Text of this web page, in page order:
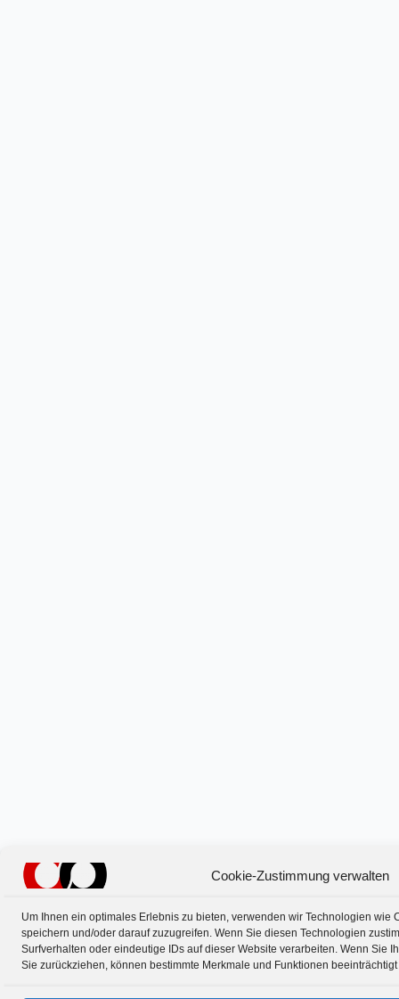
Cookie-Zustimmung verwalten
Um Ihnen ein optimales Erlebnis zu bieten, verwenden wir Technologien wie
speichern und/oder darauf zuzugreifen. Wenn Sie diesen Technologien
Surfverhalten oder eindeutige IDs auf dieser Website verarbeiten. Wenn Sie
Sie zurückziehen, können bestimmte Merkmale und Funktionen